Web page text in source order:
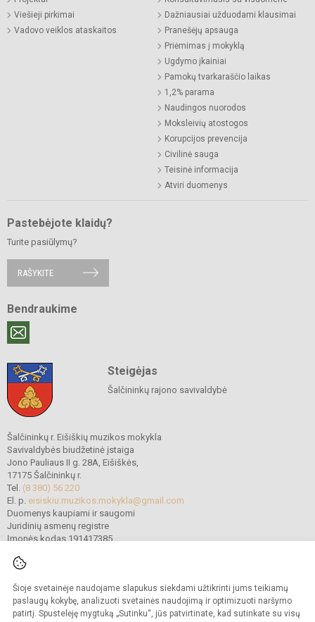
Šioje svetainėje naudojame slapukus siekdami užtikrinti jums teikiamų
paslaugų kokybę, analizuoti svetainės naudojimą ir optimizuoti naršymo
patirtį. Spustelėję mygtuką „Sutinku“, jūs patvirtinate, kad sutinkate su visų
Viešieji pirkimai
Vadovo veiklos ataskaitos
Dažniausiai užduodami klausimai
Pranešėjų apsauga
Priėmimas į mokyklą
Ugdymo įkainiai
Pamokų tvarkaraščio laikas
1,2% parama
Naudingos nuorodos
Moksleivių atostogos
Korupcijos prevencija
Civilinė sauga
Teisinė informacija
Atviri duomenys
Pastebėjote klaidų?
Turite pasiūlymų?
RAŠYKITE
Bendraukime
Steigėjas
Šalčininkų rajono savivaldybė
Šalčininkų r. Eišiškių muzikos mokykla
Savivaldybės biudžetinė įstaiga
Jono Pauliaus II g. 28A, Eišiškės,
17175 Šalčininkų r.
Tel. (8 380) 56 220
El. p. eisiskiu.muzikos.mokykla@gmail.com
Duomenys kaupiami ir saugomi
Juridinių asmenų registre
Įmonės kodas 191417385
© 2022. Šalčininkų r. Eišiškių muzikos mokykla. Visos teisės saugomos.
Kopijuoti turinį be raštiško mokyklos vadovybės sutikimo griežtai draudžiama.
Prieinamumo paraiška Slapukų politika